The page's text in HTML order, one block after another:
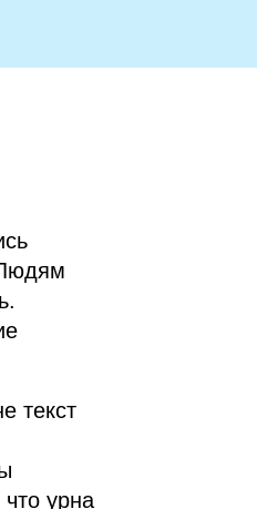
текст
урна